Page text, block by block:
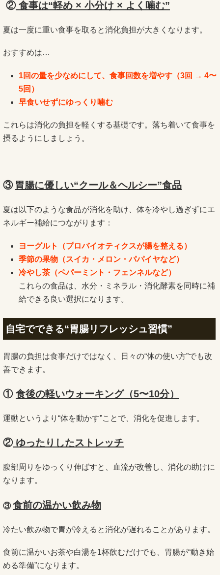
️ ②食事は“軽め × 小分け × よく噛む”
夏は一度に重い食事を取ると消化負担が大きくなります。
おすすめは…
1回の量を少なめにして、 食事回数を増やす（3回 → 4〜
5回）
早食いせずにゆっくり噛む
これらは消化の負担を軽くする基礎です。落ち着いて食事を
摂るようにしましょう。
③ 胃腸に優しい“クール＆ヘルシー”食品
夏は以下のような食品が消化を助け、体を冷やし過ぎずにエ
ネルギー補給につながります：
ヨーグルト（プロバイオティクスが腸を整える）
季節の果物（スイカ・メロン・パパイヤなど）
冷やし茶（ペパーミント・フェンネルなど）
これらの食品は、水分・ミネラル・消化酵素を同時に補
給できる良い選択になります。
自宅でできる“胃腸リフレッシュ習慣”
胃腸の負担は食事だけではなく、日々の“体の使い方”でも改
善できます。
① 食後の軽いウォーキング（5〜10分）
運動というより“体を動かす”ことで、消化を促進します。
②ゆったりしたストレッチ
腹部周りをゆっくり伸ばすと、血流が改善し、消化の助けに
なります。
③食前の温かい飲み物
冷たい飲み物で胃が冷えると消化が遅れることがあります。
食前に温かいお茶や白湯を1杯飲むだけでも、胃腸が“動き始
める準備”になります。